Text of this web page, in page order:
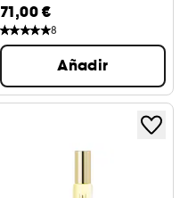
71,00 €
8
Añadir